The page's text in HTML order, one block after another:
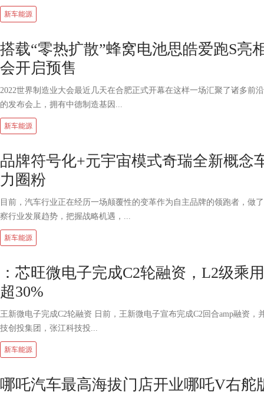
新车能源
搭载“零热扩散”蜂窝电池思皓爱跑S亮
会开启预售
2022世界制造业大会最近几天在合肥正式开幕在这样一场汇聚了诸多前
的发布会上，拥有中德制造基因...
新车能源
品牌符号化+元宇宙模式奇瑞全新概念
力圈粉
目前，汽车行业正在经历一场颠覆性的变革作为自主品牌的领跑者，做
察行业发展趋势，把握战略机遇，...
新车能源
：芯旺微电子完成C2轮融资，L2级乘
超30%
王新微电子完成C2轮融资 日前，王新微电子宣布完成C2回合amp融资，
技创投集团，张江科技投...
新车能源
哪吒汽车最高海拔门店开业哪吒V右舵